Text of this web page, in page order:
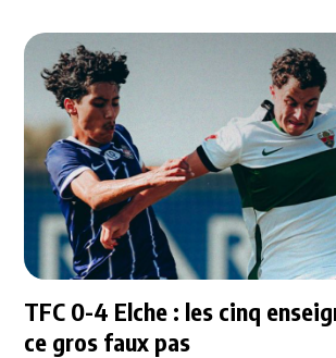
TFC 0-4 Elche : les cinq
ce gros faux pas